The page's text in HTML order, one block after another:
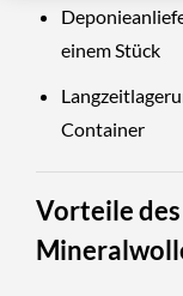
einem Stück
Container
Vorteile